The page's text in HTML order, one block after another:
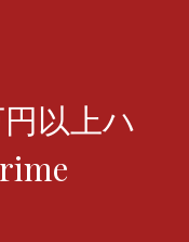
以上ハ